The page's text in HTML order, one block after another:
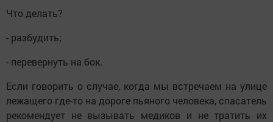
Что делать?
- разбудить;
- перевернуть на бок.
Если говорить о случае, когда мы встречаем на улице
лежащего где-то на дороге пьяного человека, спасатель
рекомендует не вызывать медиков и не тратить их